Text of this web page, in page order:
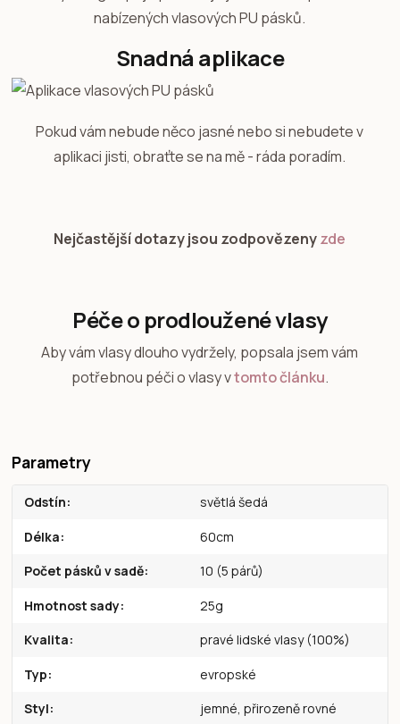
nabízených vlasových PU pásků.
Snadná aplikace
Pokud vám nebude něco jasné nebo si nebudete v
aplikaci jisti, obraťte se na mě - ráda poradím.
Nejčastější dotazy jsou zodpovězenyzde
Péče o prodloužené vlasy
Aby vám vlasy dlouho vydržely, popsala jsem vám
potřebnou péči o vlasy vtomto článku.
Parametry
Odstín světlá šedá
Délka 60cm
Počet pásků v sadě 10 (5 párů)
Hmotnost sady 25g
Kvalita pravé lidské vlasy (100%)
Typ evropské
Styl jemné, přirozeně rovné